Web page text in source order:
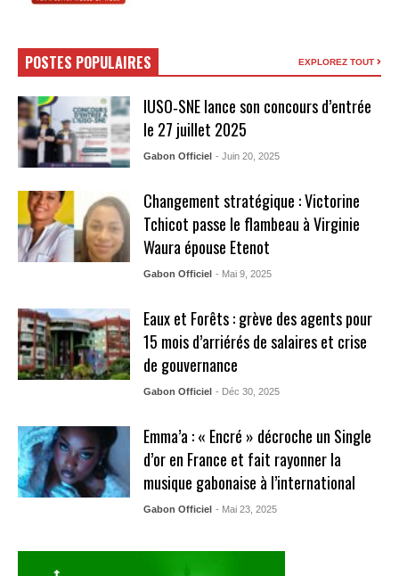
POSTES POPULAIRES EXPLOREZ TOUT
IUSO‑SNE lance son concours d’entrée
le 27 juillet 2025
Gabon Officiel - Juin 20, 2025
Changement stratégique : Victorine
Tchicot passe le flambeau à Virginie
Waura épouse Etenot
Gabon Officiel - Mai 9, 2025
Eaux et Forêts : grève des agents pour
15 mois d’arriérés de salaires et crise
de gouvernance
Gabon Officiel - Déc 30, 2025
Emma’a : « Encré » décroche un Single
d’or en France et fait rayonner la
musique gabonaise à l’international
Gabon Officiel - Mai 23, 2025